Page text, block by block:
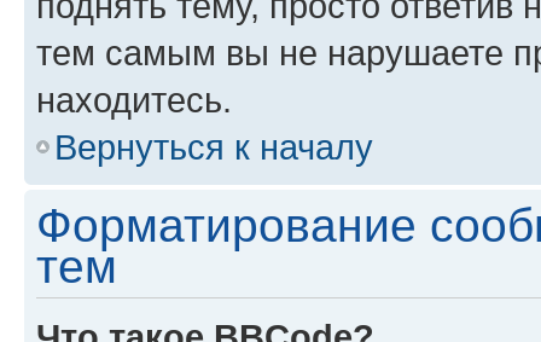
тем самым вы не нарушаете
находитесь.
Вернуться к началу
Форматирование
тем